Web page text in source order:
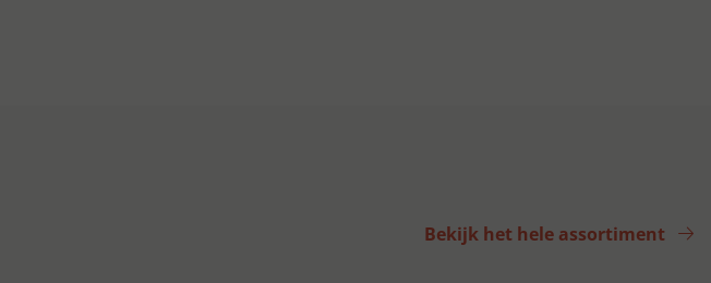
Bekijk het hele assortiment